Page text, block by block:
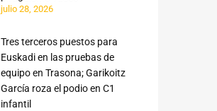
julio 28, 2026
Tres terceros puestos para
Euskadi en las pruebas de
equipo en Trasona; Garikoitz
García roza el podio en C1
infantil